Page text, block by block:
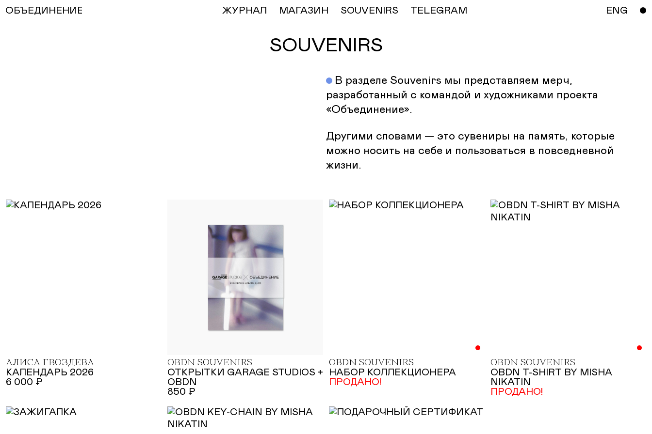
ОБЪЕДИНЕНИЕ ЖУРНАЛ МАГАЗИН SOUVENIRS TELEGRAM ENG
SOUVENIRS
В разделе Souvenirs мы представляем мерч,
разработанный с командой и художниками проекта
«Объединение».
Другими словами — это сувениры на память, которые
можно носить на себе и пользоваться в повседневной
жизни.
АЛИСА ГВОЗДЕВА
КАЛЕНДАРЬ 2026
6 000 ₽
OBDN SOUVENIRS
ОТКРЫТКИ GARAGE STUDIOS +
OBDN
850 ₽
OBDN SOUVENIRS
НАБОР КОЛЛЕКЦИОНЕРА
ПРОДАНО!
OBDN SOUVENIRS
ОBDN T-SHIRT BY MISHA
NIKATIN
ПРОДАНО!